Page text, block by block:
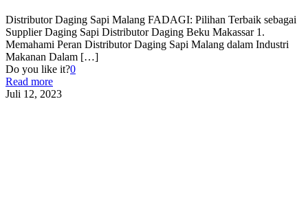
Distributor Daging Sapi Malang FADAGI: Pilihan Terbaik sebagai
Supplier Daging Sapi Distributor Daging Beku Makassar 1.
Memahami Peran Distributor Daging Sapi Malang dalam Industri
Makanan Dalam […]
Do you like it?0
Read more
Juli 12, 2023